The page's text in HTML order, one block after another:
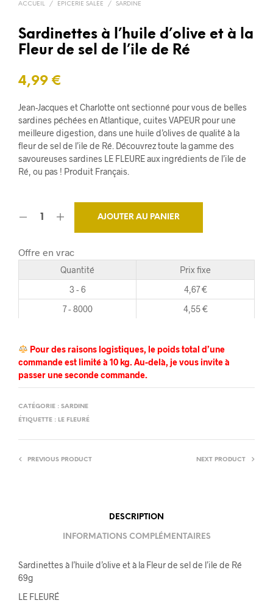
ACCUEIL / ÉPICERIE SALÉE / SARDINE
Sardinettes à l’huile d’olive et à la
Fleur de sel de l’ile de Ré
4,99 €
Jean-Jacques et Charlotte ont sectionné pour vous de belles
sardines péchées en Atlantique, cuites VAPEUR pour une
meilleure digestion, dans une huile d’olives de qualité à la
fleur de sel de l’ile de Ré. Découvrez toute la gamme des
savoureuses sardines LE FLEURE aux ingrédients de l’ile de
Ré, ou pas ! Produit Français.
AJOUTER AU PANIER
Offre en vrac
Quantité
Prix fixe
3 - 6
4,67€
7 - 8000
4,55€
Pour des raisons logistiques, le poids total d’une
commande est limité à 10 kg. Au-delà, je vous invite à
passer une seconde commande.
CATÉGORIE : SARDINE
ÉTIQUETTE : LE FLEURÉ
PREVIOUS PRODUCT NEXT PRODUCT
DESCRIPTION
INFORMATIONS COMPLÉMENTAIRES
Sardinettes à l’huile d’olive et à la Fleur de sel de l’ile de Ré
69g
LE FLEURÉ